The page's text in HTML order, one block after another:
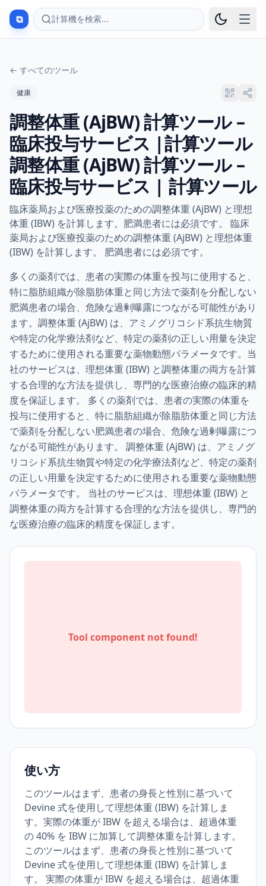
⧉ 計算機を検索...
← すべてのツール
健康
調整体重 (AjBW) 計算ツール –
臨床投与サービス |計算ツール
調整体重 (AjBW) 計算ツール –
臨床投与サービス | 計算ツール
臨床薬局および医療投薬のための調整体重 (AjBW) と理想
体重 (IBW) を計算します。肥満患者には必須です。 臨床
薬局および医療投薬のための調整体重 (AjBW) と理想体重
(IBW) を計算します。 肥満患者には必須です。
多くの薬剤では、患者の実際の体重を投与に使用すると、
特に脂肪組織が除脂肪体重と同じ方法で薬剤を分配しない
肥満患者の場合、危険な過剰曝露につながる可能性があり
ます。調整体重 (AjBW) は、アミノグリコシド系抗生物質
や特定の化学療法剤など、特定の薬剤の正しい用量を決定
するために使用される重要な薬物動態パラメータです。当
社のサービスは、理想体重 (IBW) と調整体重の両方を計算
する合理的な方法を提供し、専門的な医療治療の臨床的精
度を保証します。 多くの薬剤では、患者の実際の体重を
投与に使用すると、特に脂肪組織が除脂肪体重と同じ方法
で薬剤を分配しない肥満患者の場合、危険な過剰曝露につ
ながる可能性があります。 調整体重 (AjBW) は、アミノグ
リコシド系抗生物質や特定の化学療法剤など、特定の薬剤
の正しい用量を決定するために使用される重要な薬物動態
パラメータです。 当社のサービスは、理想体重 (IBW) と
調整体重の両方を計算する合理的な方法を提供し、専門的
な医療治療の臨床的精度を保証します。
Tool component not found!
使い方
このツールはまず、患者の身長と性別に基づいて
Devine 式を使用して理想体重 (IBW) を計算しま
す。実際の体重が IBW を超える場合は、超過体重
の 40% を IBW に加算して調整体重を計算します。
このツールはまず、患者の身長と性別に基づいて
Devine 式を使用して理想体重 (IBW) を計算しま
す。 実際の体重が IBW を超える場合は、超過体重